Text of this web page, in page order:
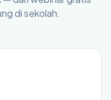
di sekolah.